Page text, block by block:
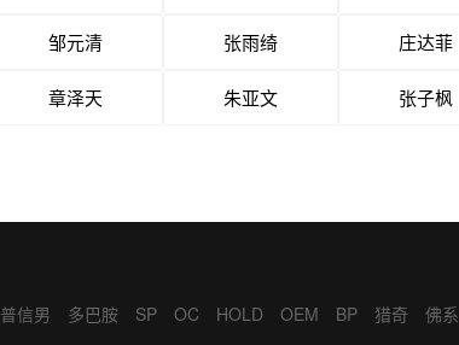
邹元清 张雨绮 庄达菲
章泽天 朱亚文 张子枫
普信男 多巴胺 SP OC HOLD OEM BP 猎奇 佛系